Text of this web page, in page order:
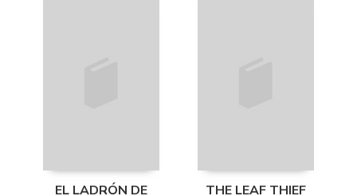
EL LADRÓN DE
THE LEAF THIEF